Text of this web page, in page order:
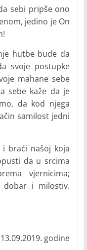
sebi pripše ono
jedino je On
bude da
svoje postupke
mahane sebe
sebe kaže da je
da kod njega
samilost jedni
braći našoj koja
da u srcima
vjernicima;
dobar i milostiv.
godine